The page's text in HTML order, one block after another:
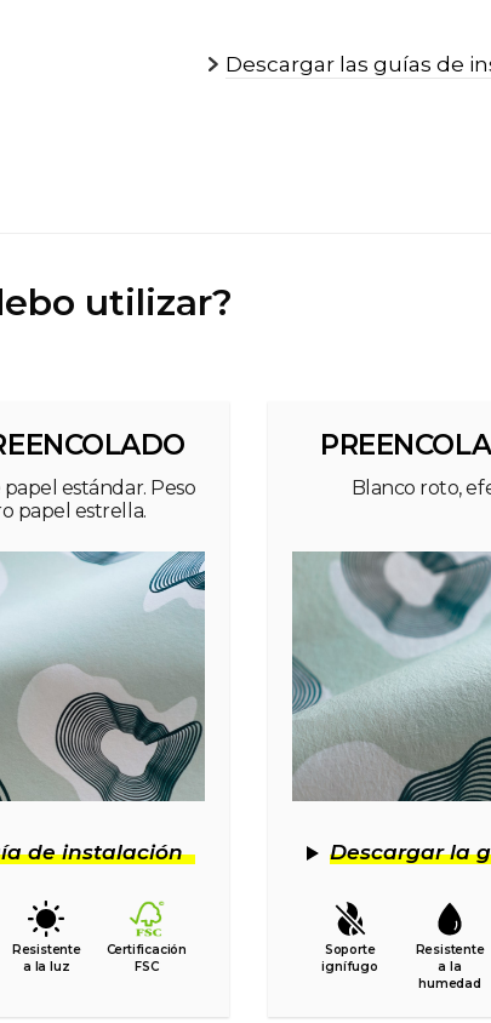
Descargar las guías de
utilizar?
estándar. Peso
papel estrella.
de instalación
Resistente
a la luz
Certificación
FSC
Blanco roto,
Descargar la
Soporte
ignífugo
Resistente
a la
humedad